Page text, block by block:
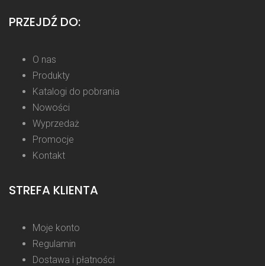
PRZEJDŹ DO:
O nas
Produkty
Katalogi do pobrania
Nowości
Wyprzedaż
Promocje
Kontakt
STREFA KLIENTA
Moje konto
Regulamin
Dostawa i płatności